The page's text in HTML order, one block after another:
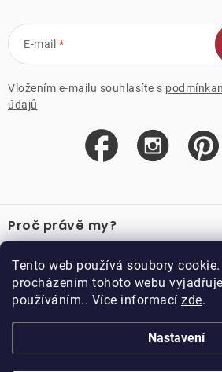
Tento web používá soubory
procházením tohoto webu
používáním.. Více informací zde.
Nastavení
E-mail
Vložením e-mailu souhlasíte s
údajů
á
p
a
Proč právě my?
Recenze
Důležité odkazy
Velkoobchod
Vzorková prodejna
Kariéra
O nákupu
Obchodní podmínky